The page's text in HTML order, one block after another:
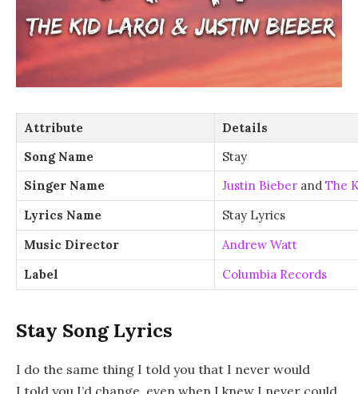
Attribute
Details
Song Name
Stay
Singer Name
Justin Bieber and The
Lyrics Name
Stay Lyrics
Music Director
Andrew Watt
Label
Columbia Records
Stay Song Lyrics
I do the same thing I told you that I never would
I told you I’d change, even when I knew I never could